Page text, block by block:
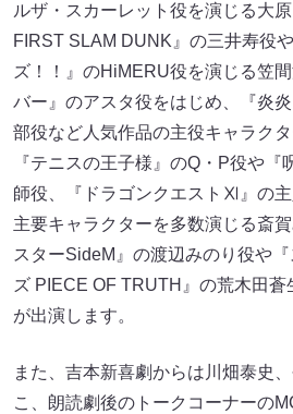
ルザ・スカーレット役を演じる大
FIRST SLAM DUNK』の三井寿役
ズ！！』のHiMERU役を演じる笠
バー』のアスタ役をはじめ、『炎
部役など人気作品の主役キャラク
『テニスの王子様』のQ・P役や『
師役、『ドラゴンクエストⅪ』の
主要キャラクターを多数演じる斎
スターSideM』の渡辺みのり役や
ズ PIECE OF TRUTH』の荒木田蒼
が出演します。
また、吉本新喜劇からは川畑泰史
こ、朗読劇後のトークコーナーの